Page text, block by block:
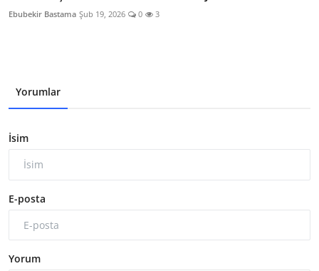
Ebubekir Bastama Şub 19, 2026 0 3
Yorumlar
İsim
E-posta
Yorum